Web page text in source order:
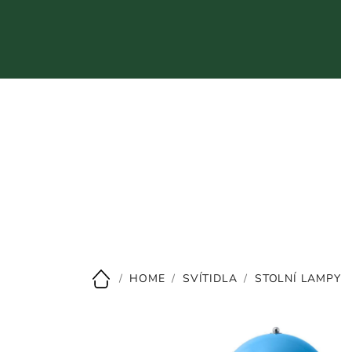
Domů
/ HOME / SVÍTIDLA / STOLNÍ LAMPY